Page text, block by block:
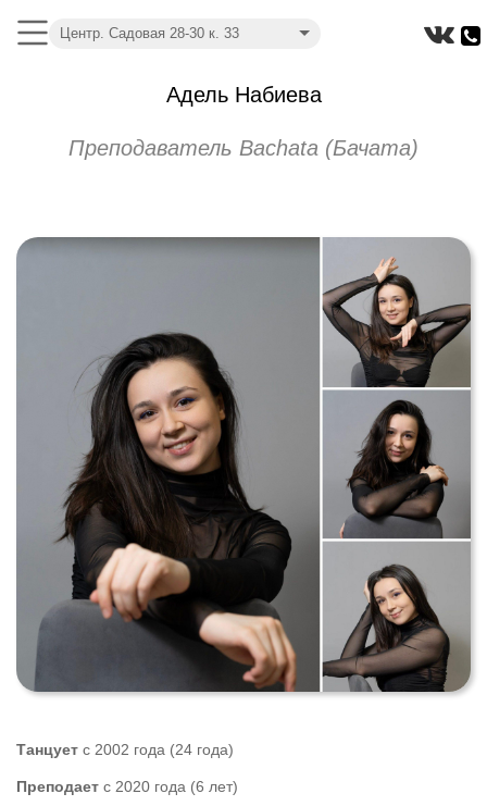
Центр. Садовая 28-30 к. 33
Адель Набиева
Преподаватель Bachata (Бачата)
Танцует с 2002 года (24 года)
Преподает с 2020 года (6 лет)